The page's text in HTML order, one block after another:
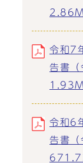
令和7
告書
令和6
告書